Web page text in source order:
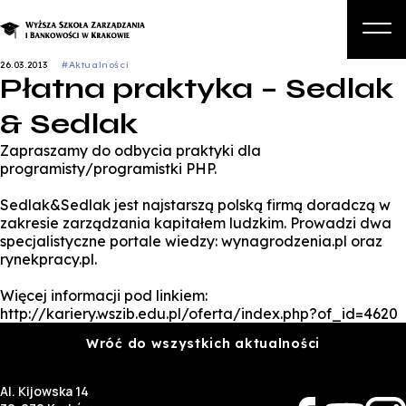
O nas
Studia podyplomowe i kursy
Kandydat
Student
Zapisz się na studia
26.03.2013 #Aktualności
Płatna praktyka – Sedlak
& Sedlak
Zapraszamy do odbycia praktyki dla
programisty/programistki PHP.
Sedlak&Sedlak jest najstarszą polską firmą doradczą w
zakresie zarządzania kapitałem ludzkim. Prowadzi dwa
specjalistyczne portale wiedzy: wynagrodzenia.pl oraz
rynekpracy.pl.
Więcej informacji pod linkiem:
http://kariery.wszib.edu.pl/oferta/index.php?of_id=4620
Wróć do wszystkich aktualności
Al. Kijowska 14